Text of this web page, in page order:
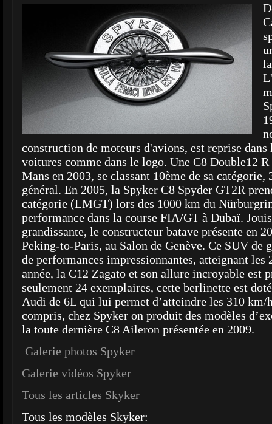
construction de moteurs d'avions, est reprise dans
voitures comme dans le logo. Une C8 Double12
Mans en 2003, se classant 10ème de sa catégorie,
général. En 2005, la Spyker C8 Spyder GT2R
catégorie (LMGT) lors des 1000 km du
performance dans la course FIA/GT à Dubaï.
grandissante, le constructeur batave présente en
Peking-to-Paris, au Salon de Genève. Ce SUV de
de performances impressionnantes, atteignant les
année, la C12 Zagato et son allure incroyable est
seulement 24 exemplaires, cette berlinette est
Audi de 6L qui lui permet d’atteindre les 310 km/
compris, chez Spyker on produit des modèles
la toute dernière C8 Aileron présentée en 2009.
Galerie photos Spyker
Galerie vidéos Spyker
Tous les articles Skyker
Tous les modèles Skyker: